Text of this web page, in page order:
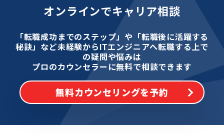
オンラインでキャリア相談
「転職成功までのステップ」や「転職後に活躍する
秘訣」など未経験からITエンジニアへ転職する上で
の疑問や悩みは
プロのカウンセラーに無料で相談できます
無料カウンセリングを予約